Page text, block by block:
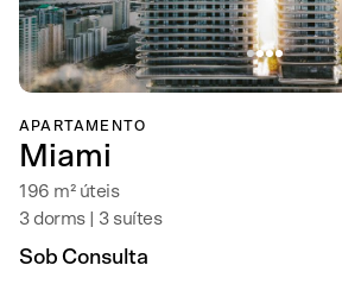
APARTAMENTO
Miami
196 m² úteis
3 dorms | 3 suítes
Sob Consulta